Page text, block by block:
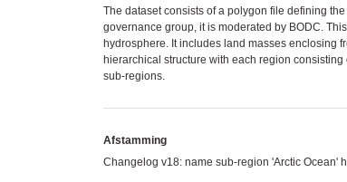
The dataset consists of a polygon file defining
governance group, it is moderated by BODC.
hydrosphere. It includes land masses enclosing
hierarchical structure with each region
sub-regions.
Afstamming
Changelog v18: name sub-region 'Arctic Ocean'